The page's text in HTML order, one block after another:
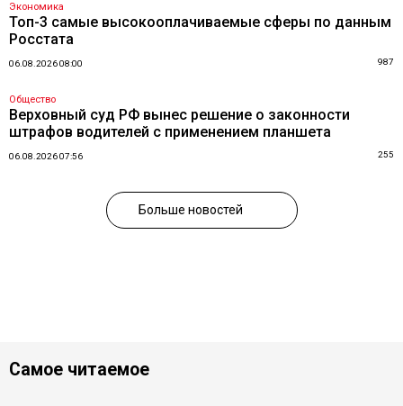
Экономика
Топ-3 самые высокооплачиваемые сферы по данным
Росстата
06.08.2026 08:00 987
Общество
Верховный суд РФ вынес решение о законности
штрафов водителей с применением планшета
06.08.2026 07:56 255
Больше новостей
Самое читаемое